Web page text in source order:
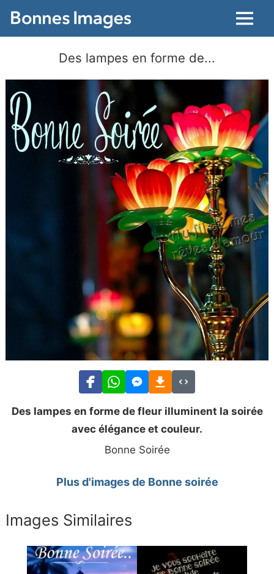
Menu
Des lampes en forme de...
Des lampes en forme de fleur illuminent la soirée
avec élégance et couleur.
Bonne Soirée
Plus d'images de Bonne soirée
Images Similaires